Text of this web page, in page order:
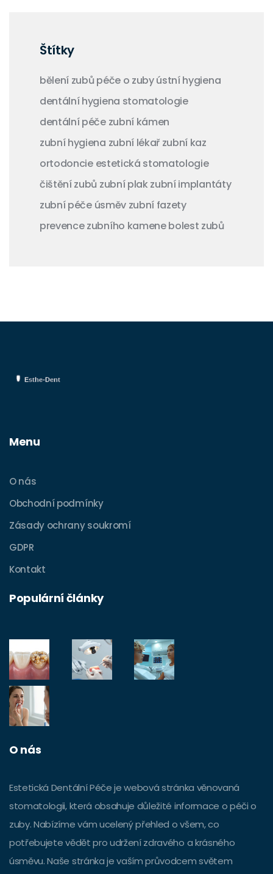
Štítky
bělení zubů péče o zubyústní hygiena
dentální hygiena stomatologie
dentální péče zubní kámen
zubní hygiena zubní lékař zubní kaz
ortodoncie estetická stomatologie
čištění zubů zubní plak zubní implantáty
zubní péče úsměv zubní fazety
prevence zubního kamenebolest zubů
Menu
O nás
Obchodní podmínky
Zásady ochrany soukromí
GDPR
Kontakt
Populární články
O nás
Estetická Dentální Péče je webová stránka věnovaná
stomatologii, která obsahuje důležité informace o péči o
zuby. Nabízíme vám ucelený přehled o všem, co
potřebujete vědět pro udržení zdravého a krásného
úsměvu. Naše stránka je vaším průvodcem světem